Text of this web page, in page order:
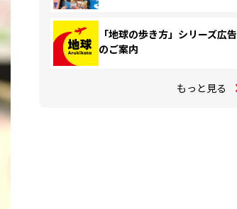
「地球の歩き方」シリーズ広告
のご案内
もっと見る